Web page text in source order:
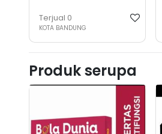
Terjual 0
KOTA BANDUNG
Produk serupa